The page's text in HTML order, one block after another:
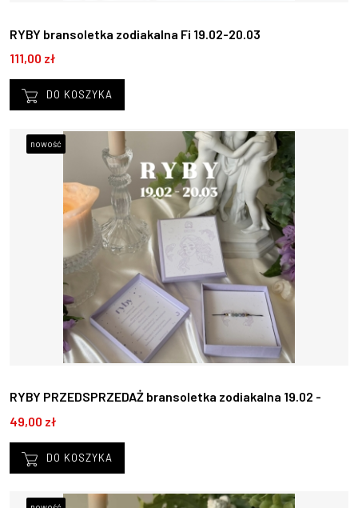
RYBY bransoletka zodiakalna Fi 19.02-20.03
111,00 zł
DO KOSZYKA
RYBY PRZEDSPRZEDAŻ bransoletka zodiakalna 19.02 -
20.03
49,00 zł
DO KOSZYKA
nowość